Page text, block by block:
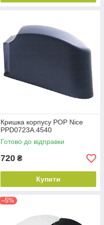
Кришка корпусу POP Nice
PPD0723A.4540
Готово до відправки
720 ₴
Купити
–5%